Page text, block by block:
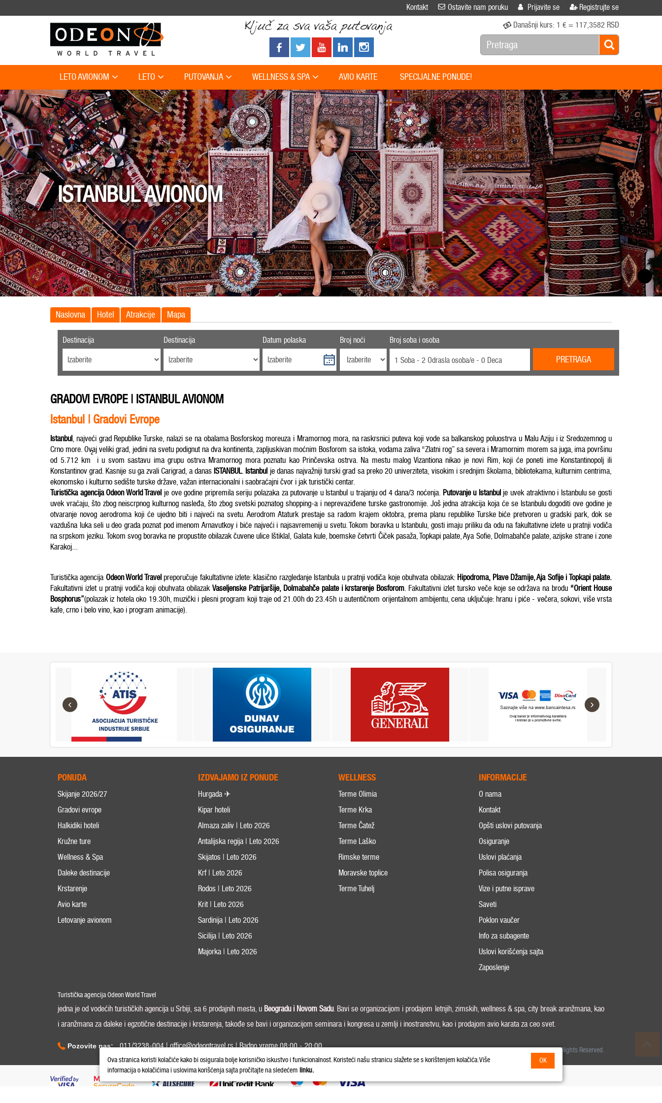
Kontakt Ostavite nam poruku Prijavite se Registrujte se
LETO AVIONOM LETO PUTOVANJA WELLNESS & SPA AVIO KARTE SPECIJALNE PONUDE!
Današnji kurs: 1 € = 117,3582 RSD
ISTANBUL AVIONOM
Naslovna Hotel Atrakcije Mapa
Destinacija Destinacija Datum polaska Broj noći Broj soba i osoba
1 Soba - 2 Odrasla osoba/e - 0 Deca PRETRAGA
GRADOVI EVROPE | ISTANBUL AVIONOM
Istanbul | Gradovi Evrope
Istanbul, najveći grad Republike Turske, nalazi se na obalama Bosforskog moreuza i Mramornog mora, na raskrsnici puteva koji vode sa balkanskog poluostrva u Malu Aziju i iz Sredozemnog u
Crno more. Ovaj veliki grad, jedini na svetu podignut na dva kontinenta, zapljuskivan moćnim Bosforom sa istoka, vodama zaliva “Zlatni rog” sa severa i Mramornim morem sa juga, ima površinu
od 5.712 km
2
i u svom sastavu ima grupu ostrva Mramornog mora poznatu kao Prinčevska ostrva. Na mestu malog Vizantiona nikao je novi Rim, koji će poneti ime Konstantinopolj ili
Konstantinov grad. Kasnije su ga zvali Carigrad, a danas ISTANBUL. Istanbul je danas najvažniji turski grad sa preko 20 univerziteta, visokim i srednjim školama, bibliotekama, kulturnim centrima,
ekonomsko i kulturno sedište turske države, važan internacionalni i saobraćajni čvor i jak turistički centar.
Turistička agencija Odeon World Travel je ove godine pripremila seriju polazaka za putovanje u Istanbul u trajanju od 4 dana/3 noćenja. Putovanje u Istanbulje uvek atraktivno i Istanbulu se gosti
uvek vraćaju, što zbog neiscrpnog kulturnog nasleđa, što zbog svetski poznatogshopping-a i neprevaziđene turske gastronomije. Još jedna atrakcija koja će se Istanbulu dogoditi ove godine je
otvaranje novog aerodroma koji će ujedno biti i najveći na svetu. Aerodrom Ataturk prestaje sa radom krajem oktobra, prema planu republike Turske biće pretvoren u gradski park, dok se
vazdušna luka seli u deo grada poznat pod imenom Arnavutkoy i biće najveći i najsavremeniji u svetu. Tokom boravka u Istanbulu, gosti imaju priliku da odu na fakultativne izlete u pratnji vodiča
na srpskom jeziku. Tokom svog boravka ne propustite obilazak čuvene ulice Ištiklal, Galata kule, boemske četvrti Čiček pasaža, Topkapi palate, Aya Sofie, Dolmabahče palate, azijske strane i zone
Karakoj...
Turistička agencija Odeon World Travelpreporučuje fakultativne izlete: klasično razgledanje Istanbula u pratnji vodiča koje obuhvata obilazak: Hipodroma, Plave Džamije, Aja Sofije i Topkapi palate.
Fakultativni izlet u pratnji vodiča koji obuhvata obilazakVaseljenske Patrijaršije, Dolmabahče palate i krstarenje Bosforom. Fakultativni izlet tursko veče koje se održava na brodu “Orient House
Bosphorus”(polazak iz hotela oko 19.30h, muzički i plesni program koji traje od 21.00h do 23.45h u autentičnom orijentalnom ambijentu, cena uključuje: hranu i piće - večera, sokovi, više vrsta
kafe, crno i belo vino, kao i program animacije).
‹ ›
PONUDA
Skijanje 2026/27
Gradovi evrope
Halkidiki hoteli
Kružne ture
Wellness & Spa
Daleke destinacije
Krstarenje
Avio karte
Letovanje avionom
IZDVAJAMO IZ PONUDE
Hurgada ✈
Kipar hoteli
Almaza zaliv | Leto 2026
Antalijska regija | Leto 2026
Skijatos | Leto 2026
Krf | Leto 2026
Rodos | Leto 2026
Krit | Leto 2026
Sardinija | Leto 2026
Sicilija | Leto 2026
Majorka | Leto 2026
WELLNESS
Terme Olimia
Terme Krka
Terme Čatež
Terme Laško
Rimske terme
Moravske toplice
Terme Tuhelj
INFORMACIJE
O nama
Kontakt
Opšti uslovi putovanja
Osiguranje
Uslovi plaćanja
Polisa osiguranja
Vize i putne isprave
Saveti
Poklon vaučer
Info za subagente
Uslovi korišćenja sajta
Zaposlenje
Turistička agencija Odeon World Travel
jedna je od vodećih turističkih agencija u Srbiji, sa 6 prodajnih mesta, u Beogradu i Novom Sadu. Bavi se organizacijom i prodajom letnjih, zimskih, wellness & spa, city break aranžmana, kao
i aranžmana za daleke i egzotične destinacije i krstarenja, takođe se bavi i organizacijom seminara i kongresa u zemlji i inostranstvu, kao i prodajom avio karata za ceo svet.
Pozovite nas: 011/3238-004 | office@odeontravel.rs | Radno vreme 08:00 - 20:00
Copyright © 2026 Odeon World Travel d.o.o MB 20370424. All Rights Reserved.
Ova stranica koristi kolačiće kako bi osigurala bolje korisničko iskustvo i funkcionalnost. Koristeći našu stranicu slažete se s korištenjem kolačića. Više
informacija o kolačićima i uslovima korišćenja sajta pročitajte na sledećem linku.
OK